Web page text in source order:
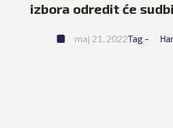
izbora odredit će
maj 21, 2022Tag -